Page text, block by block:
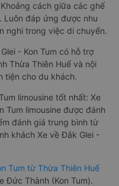
cách giữa các ghế
Luôn đáp ứng được nhu
nghi trong việc di chuyển.
- Kon Tum có hỗ trợ
Thừa Thiên Huế và nội
tiện cho du khách.
limousine tốt nhất: Xe
Tum limousine được đánh
đánh giá trung bình từ
khách Xe về Đắk Glei -
Tum từ Thừa Thiên Huế
Đức Thành (Kon Tum).